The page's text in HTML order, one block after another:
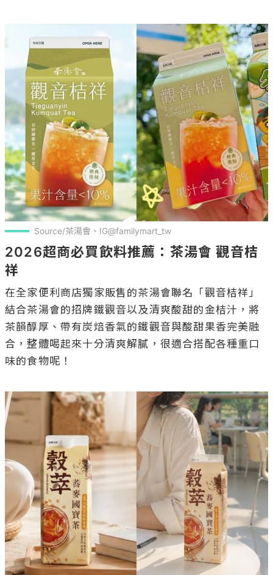
Source/茶湯會、IG@familymart_tw
2026超商必買飲料推薦：茶湯會 觀音桔
祥
在全家便利商店獨家販售的茶湯會聯名「觀音桔祥」
結合茶湯會的招牌鐵觀音以及清爽酸甜的金桔汁，將
茶韻醇厚、帶有炭焙香氣的鐵觀音與酸甜果香完美融
合，整體喝起來十分清爽解膩，很適合搭配各種重口
味的食物呢！